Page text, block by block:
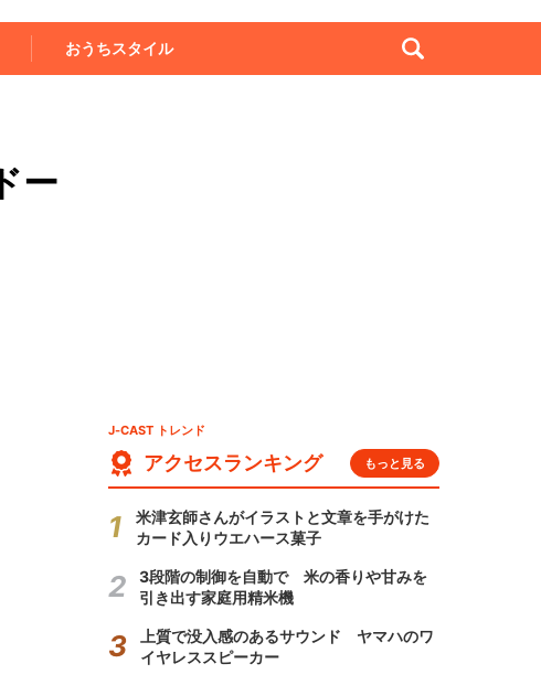
おうちスタイル
ー
J-CAST トレンド
アクセスランキング もっと見る
米津玄師さんがイラストと文章を手がけた
カード入りウエハース菓子
3段階の制御を自動で 米の香りや甘みを
引き出す家庭用精米機
上質で没入感のあるサウンド ヤマハのワ
イヤレススピーカー